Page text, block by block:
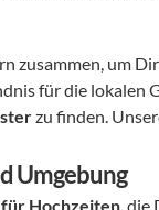
zusammen, um
für die lokalen
zu finden.
Umgebung
für Hochzeiten, die